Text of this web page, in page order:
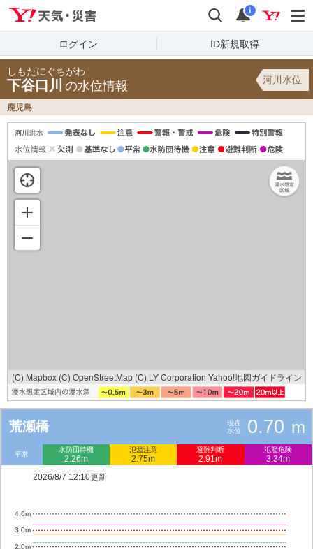
検索 通知
i
ログイン ID新規取得
しもたにぐちがわ
下谷口川 の水位情報 河川水位
鹿児島
(C) Mapbox (C) OpenStreetMap (C) LY Corporation Yahoo!地図ガイドライン
荒瀬橋
現在
水位
0.70 m
平常
水防団待機
2.26m
氾濫注意
2.75m
避難判断
2.91m
氾濫危険
3.34m
2026/8/7 12:10更新
2.0m
3.0m
4.0m